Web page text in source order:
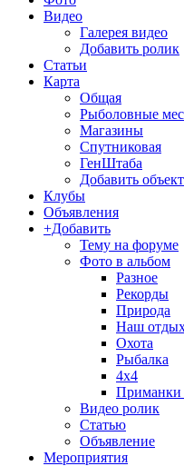
Видео
Галерея видео
Добавить ролик
Статьи
Карта
Общая
Рыболовные
Магазины
Спутниковая
ГенШтаба
Добавить объект
Клубы
Объявления
+Добавить
Тему на форуме
Фото в альбом
Разное
Рекорды
Природа
Наш
Охота
Рыбалка
4х4
Приманки
Видео ролик
Статью
Объявление
Мероприятия